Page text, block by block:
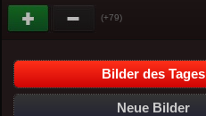
(+79)
Bilder des Tages
Neue Bilder